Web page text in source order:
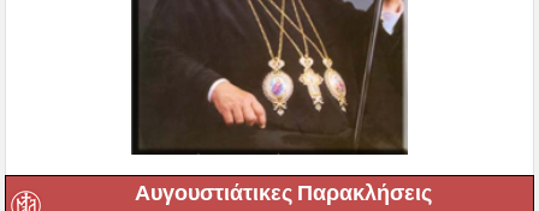
Αυγουστιάτικες Παρακλήσεις